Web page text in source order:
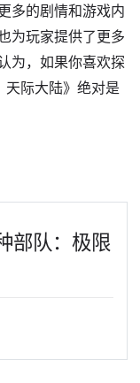
多的剧情和游戏内
为玩家提供了更多
为，如果你喜欢探
天际大陆》绝对是
部队：极限